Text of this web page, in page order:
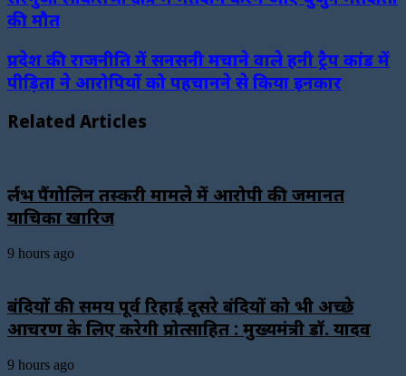
की मौत
प्रदेश की राजनीति में सनसनी मचाने वाले हनी ट्रैप कांड में
पीड़िता ने आरोपियों को पहचानने से किया इनकार
Related Articles
दुर्लभ पैंगोलिन तस्करी मामले में आरोपी की जमानत
याचिका खारिज
9 hours ago
बंदियों की समय पूर्व रिहाई दूसरे बंदियों को भी अच्छे
आचरण के लिए करेगी प्रोत्साहित : मुख्यमंत्री डॉ. यादव
9 hours ago